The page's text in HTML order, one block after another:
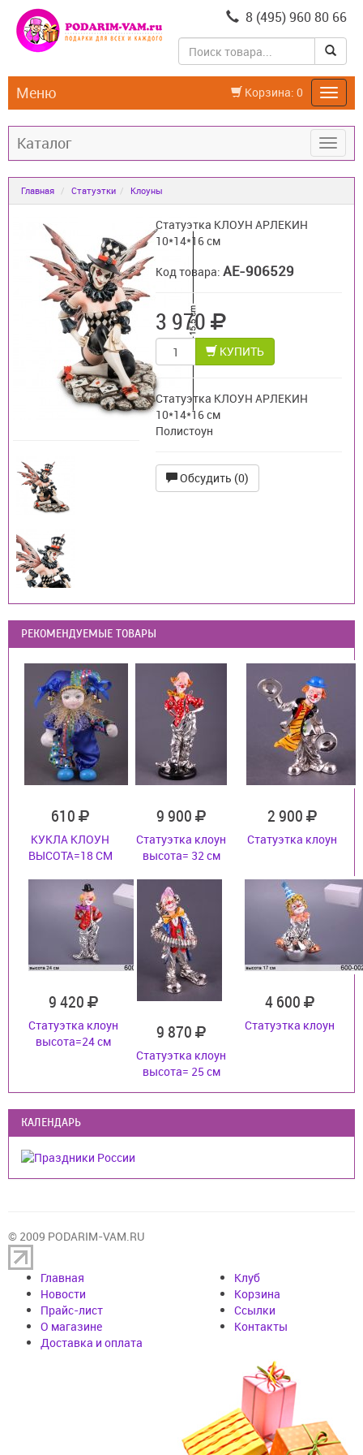
8 (495) 960 80 66
Корзина: 0
Меню
Каталог
Главная Статуэтки Клоуны
Статуэтка КЛОУН АРЛЕКИН
10*14*16 см
Код товара:AE-906529
3 970
КУПИТЬ
Статуэтка КЛОУН АРЛЕКИН
10*14*16 см
Полистоун
Обсудить (0)
РЕКОМЕНДУЕМЫЕ ТОВАРЫ
610
КУКЛА КЛОУН
ВЫСОТА=18 СМ
9 900
Статуэтка клоун
высота= 32 см
2 900
Статуэтка клоун
9 420
Статуэтка клоун
высота=24 см
9 870
Статуэтка клоун
высота= 25 см
4 600
Статуэтка клоун
КАЛЕНДАРЬ
© 2009 PODARIM-VAM.RU
Главная
Новости
Прайс-лист
О магазине
Доставка и оплата
Клуб
Корзина
Cсылки
Контакты